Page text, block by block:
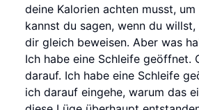
deine Kalorien achten musst,
kannst du sagen, wenn du
dir gleich beweisen. Aber was
Ich habe eine Schleife geöffnet.
darauf. Ich habe eine Schleife
ich darauf eingehe, warum das